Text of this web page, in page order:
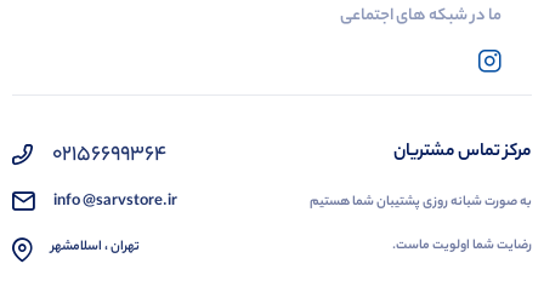
ما در شبکه های اجتماعی
مرکز تماس مشتریان
به صورت شبانه روزی پشتیبان شما هستیم
رضایت شما اولویت ماست.
02156699364
info @sarvstore.ir
تهران ، اسلامشهر